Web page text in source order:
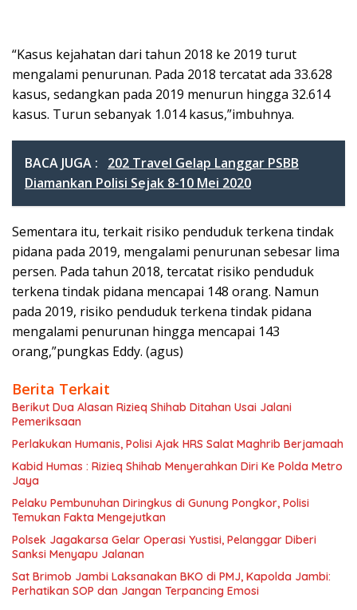
“Kasus kejahatan dari tahun 2018 ke 2019 turut
mengalami penurunan. Pada 2018 tercatat ada 33.628
kasus, sedangkan pada 2019 menurun hingga 32.614
kasus. Turun sebanyak 1.014 kasus,”imbuhnya.
BACA JUGA :
202 Travel Gelap Langgar PSBB
Diamankan Polisi Sejak 8-10 Mei 2020
Sementara itu, terkait risiko penduduk terkena tindak
pidana pada 2019, mengalami penurunan sebesar lima
persen. Pada tahun 2018, tercatat risiko penduduk
terkena tindak pidana mencapai 148 orang. Namun
pada 2019, risiko penduduk terkena tindak pidana
mengalami penurunan hingga mencapai 143
orang,”pungkas Eddy. (agus)
Berita Terkait
Berikut Dua Alasan Rizieq Shihab Ditahan Usai Jalani
Pemeriksaan
Perlakukan Humanis, Polisi Ajak HRS Salat Maghrib Berjamaah
Kabid Humas : Rizieq Shihab Menyerahkan Diri Ke Polda Metro
Jaya
Pelaku Pembunuhan Diringkus di Gunung Pongkor, Polisi
Temukan Fakta Mengejutkan
Polsek Jagakarsa Gelar Operasi Yustisi, Pelanggar Diberi
Sanksi Menyapu Jalanan
Sat Brimob Jambi Laksanakan BKO di PMJ, Kapolda Jambi:
Perhatikan SOP dan Jangan Terpancing Emosi